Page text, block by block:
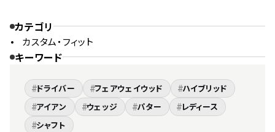
カテゴリ
カスタム・フィット
キーワード
#ドライバー #フェアウェイウッド #ハイブリッド
#アイアン #ウェッジ #パター #レディース
#シャフト